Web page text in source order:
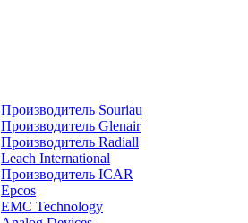
Производитель Souriau
Производитель Glenair
Производитель Radiall
Leach International
Производитель ICAR
Epcos
EMC Technology